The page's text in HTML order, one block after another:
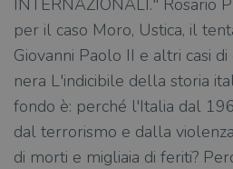
INTERNAZIONALI." Rosario
per il caso Moro, Ustica, il
Giovanni Paolo II e altri casi
nera L'indicibile della storia
fondo è: perché l'Italia dal
dal terrorismo e dalla
di morti e migliaia di feriti?